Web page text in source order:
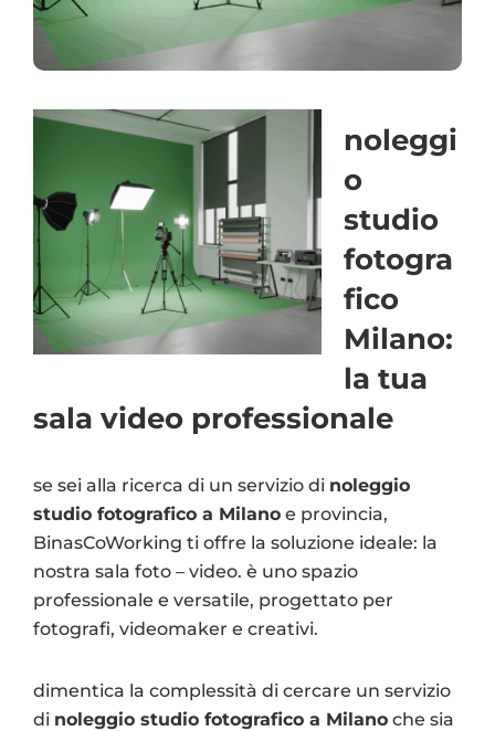
noleggi
o
studio
fotogra
fico
Milano:
la tua
sala video professionale
se sei alla ricerca di un servizio di noleggio
studio fotografico a Milano e provincia,
BinasCoWorking ti offre la soluzione ideale: la
nostra sala foto – video. è uno spazio
professionale e versatile, progettato per
fotografi, videomaker e creativi.
dimentica la complessità di cercare un servizio
di noleggio studio fotografico a Milano che sia